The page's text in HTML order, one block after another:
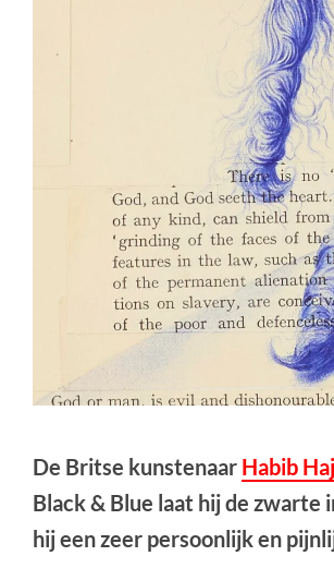
De Britse kunstenaar Habib
Black & Blue laat hij de
hij een zeer persoonlijk en